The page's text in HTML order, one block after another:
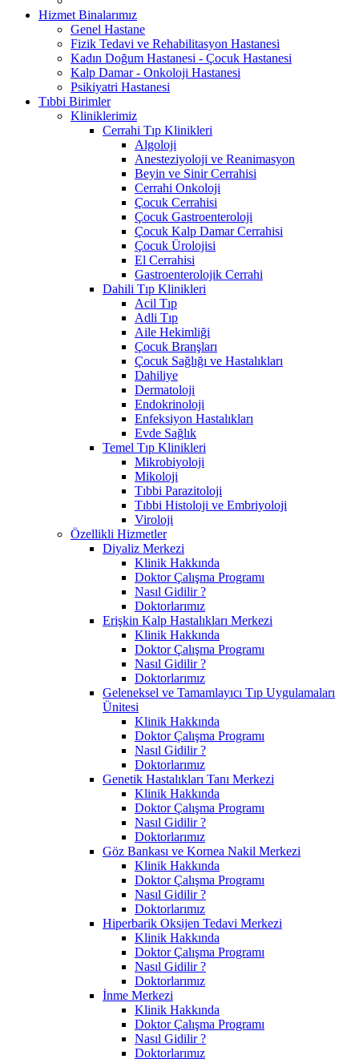
Hizmet Binalarımız
Genel Hastane
Fizik Tedavi ve Rehabilitasyon Hastanesi
Kadın Doğum Hastanesi - Çocuk Hastanesi
Kalp Damar - Onkoloji Hastanesi
Psikiyatri Hastanesi
Tıbbi Birimler
Kliniklerimiz
Cerrahi Tıp Klinikleri
Algoloji
Anesteziyoloji ve Reanimasyon
Beyin ve Sinir Cerrahisi
Cerrahi Onkoloji
Çocuk Cerrahisi
Çocuk Gastroenteroloji
Çocuk Kalp Damar Cerrahisi
Çocuk Ürolojisi
El Cerrahisi
Gastroenterolojik Cerrahi
Dahili Tıp Klinikleri
Acil Tıp
Adli Tıp
Aile Hekimliği
Çocuk Branşları
Çocuk Sağlığı ve Hastalıkları
Dahiliye
Dermatoloji
Endokrinoloji
Enfeksiyon Hastalıkları
Evde Sağlık
Temel Tıp Klinikleri
Mikrobiyoloji
Mikoloji
Tıbbi Parazitoloji
Tıbbi Histoloji ve Embriyoloji
Viroloji
Özellikli Hizmetler
Diyaliz Merkezi
Klinik Hakkında
Doktor Çalışma Programı
Nasıl Gidilir ?
Doktorlarımız
Erişkin Kalp Hastalıkları Merkezi
Klinik Hakkında
Doktor Çalışma Programı
Nasıl Gidilir ?
Doktorlarımız
Geleneksel ve Tamamlayıcı Tıp Uygulamaları
Ünitesi
Klinik Hakkında
Doktor Çalışma Programı
Nasıl Gidilir ?
Doktorlarımız
Genetik Hastalıkları Tanı Merkezi
Klinik Hakkında
Doktor Çalışma Programı
Nasıl Gidilir ?
Doktorlarımız
Göz Bankası ve Kornea Nakil Merkezi
Klinik Hakkında
Doktor Çalışma Programı
Nasıl Gidilir ?
Doktorlarımız
Hiperbarik Oksijen Tedavi Merkezi
Klinik Hakkında
Doktor Çalışma Programı
Nasıl Gidilir ?
Doktorlarımız
İnme Merkezi
Klinik Hakkında
Doktor Çalışma Programı
Nasıl Gidilir ?
Doktorlarımız